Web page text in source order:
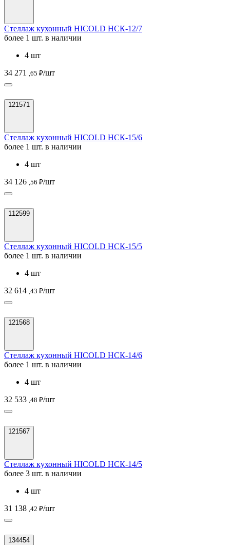
Стеллаж кухонный HICOLD НСК-12/7
более 1 шт. в наличии
4 шт
34 271
,65 ₽/шт
121571
Стеллаж кухонный HICOLD НСК-15/6
более 1 шт. в наличии
4 шт
34 126 ,56 ₽/шт
112599
Стеллаж кухонный HICOLD НСК-15/5
более 1 шт. в наличии
4 шт
32 614 ,43 ₽/шт
121568
Стеллаж кухонный HICOLD НСК-14/6
более 1 шт. в наличии
4 шт
32 533 ,48 ₽/шт
121567
Стеллаж кухонный HICOLD НСК-14/5
более 3 шт. в наличии
4 шт
31 138 ,42 ₽/шт
134454